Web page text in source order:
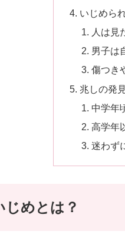
いじめら
人は見
男子は
傷つき
兆しの発
中学年
高学年
迷わず
じめとは？